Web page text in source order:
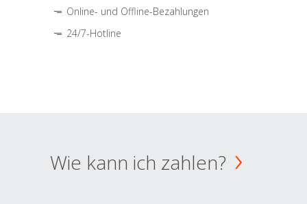
Online- und Offline-Bezahlungen
24/7-Hotline
Wie kann ich zahlen?